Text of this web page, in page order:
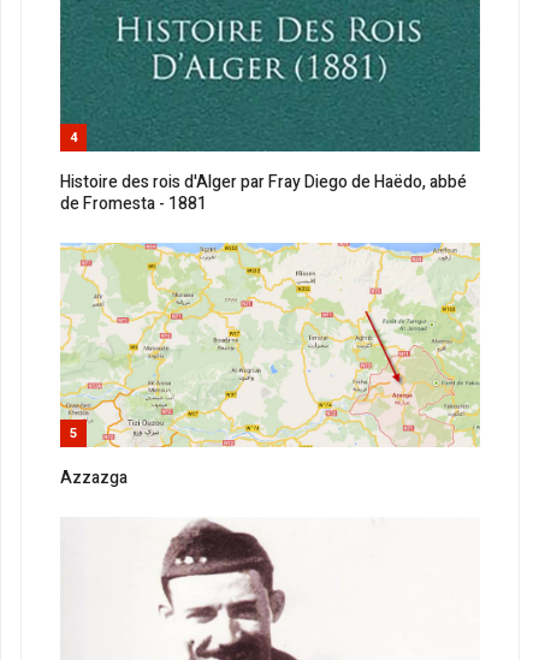
4
Histoire des rois d'Alger par Fray Diego de Haëdo, abbé
de Fromesta - 1881
5
Azzazga